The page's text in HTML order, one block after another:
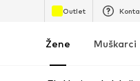
Outlet
Žene Muškarci